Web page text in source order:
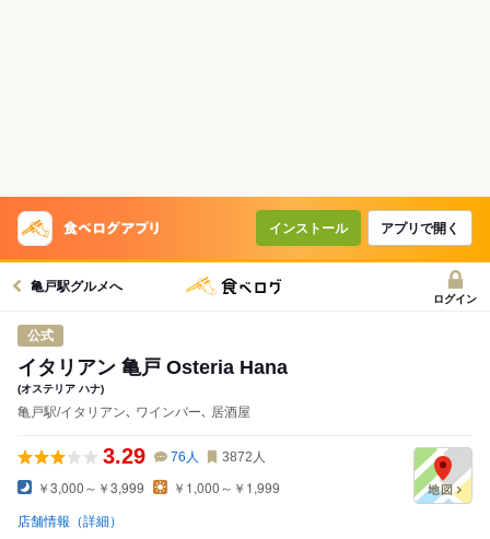
インストール アプリで開く
亀戸駅グルメへ
ログイン
公式
イタリアン 亀戸 Osteria Hana
(オステリア ハナ)
亀戸駅/イタリアン､ ワインバー､ 居酒屋
3.29 76 人 3872 人
￥3,000～￥3,999 ￥1,000～￥1,999
店舗情報（詳細）